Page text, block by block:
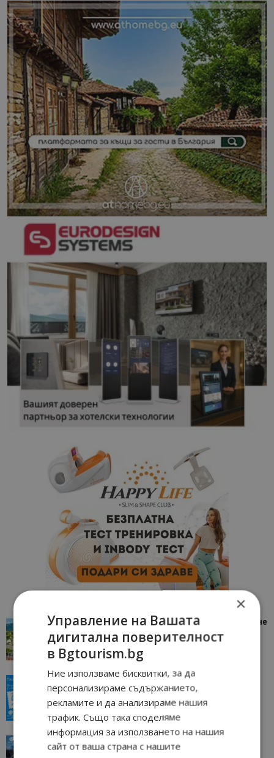
“Пощенска картичка от…”: Петрич – Изживяване
отвъд очакваното
11/07/2026 11:22
“Пощенска картичка от…”: Пловдив, градът на
всички времена
Пловдив 23/06/2026 10:00
“Пощенска картичка от…”: Перник – град на
традициите, културата и вдъхновяващите...
×
Управление на Вашата
дигитална поверителност
в Bgtourism.bg
Ние използваме бисквитки, за да
персонализираме съдържанието,
рекламите и да анализираме нашия
трафик. Също така споделяме
информация за използването на нашия
сайт от ваша страна с нашите